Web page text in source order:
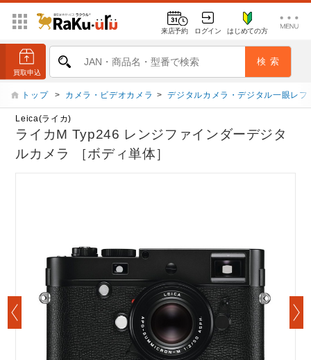
来店予約 ログイン はじめての方
トップ > カメラ・ビデオカメラ > デジタルカメラ・デジタル一眼レフ
Leica(ライカ)
ライカM Typ246 レンジファインダーデジタ
ルカメラ ［ボディ単体］